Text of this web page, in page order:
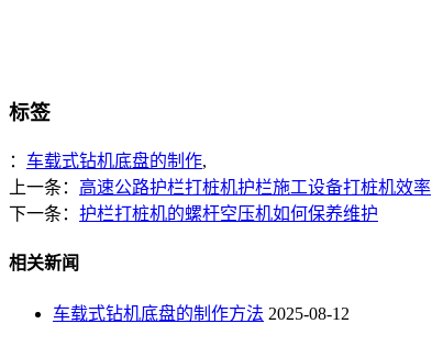
标签
： 车载式钻机底盘的制作,
上一条： 高速公路护栏打桩机护栏施工设备打桩机效率
下一条： 护栏打桩机的螺杆空压机如何保养维护
相关新闻
车载式钻机底盘的制作方法 2025-08-12